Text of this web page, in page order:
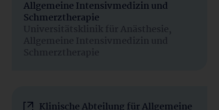
Allgemeine Intensivmedizin und
Schmerztherapie
Universitätsklinik für Anästhesie,
Allgemeine Intensivmedizin und
Schmerztherapie
Klinische Abteilung für Allgemeine